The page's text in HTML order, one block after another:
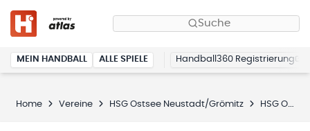
Suche
MEIN HANDBALL ALLE SPIELE Handball360 Registrierung
Home Vereine HSG Ostsee Neustadt/Grömitz HSG Ostsee N/G